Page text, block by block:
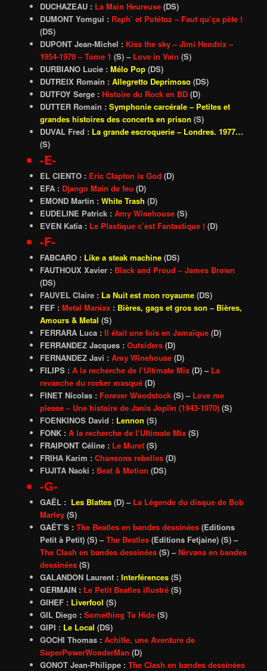
DUCHAZEAU : La Main Heureuse(DS)
DUMONT Yomgui : Raph’ et Potétoz – Faut qu’ça pète !
(DS)
DUPONT Jean-Michel : Kiss the sky – Jimi Hendrix –
1954-1970 – Tome 1 (S) – Love in Vain (S)
DURBIANO Lucie : Mélo Pop(DS)
DUTREIX Romain : Allegretto Deprimoso(DS)
DUTFOY Serge : Histoire du Rock en BD(D)
DUTTER Romain : Symphonie carcérale – Petites et
grandes histoires des concerts en prison (S)
DUVAL Fred : La grande escroquerie – Londres. 1977…
(S)
-E-
EL CIENTO : Eric Clapton is God (D)
EFA : Django Main de feu (D)
EMOND Martin : White Trash (D)
EUDELINE Patrick : Amy Winehouse(S)
EVEN Katia : Le Plastique c’est Fantastique !(D)
-F-
FABCARO : Like a steak machine(DS)
FAUTHOUX Xavier : Black and Proud – James Brown
(DS)
FAUVEL Claire : La Nuit est mon royaume(DS)
FEF : Metal Maniax: Bières, gags et gros son – Bières,
Amours & Metal (S)
FERRARA Luca : Il était une fois en Jamaïque(D)
FERRANDEZ Jacques : Outsiders(D)
FERNANDEZ Javi : Amy Winehouse(D)
FILIPS : A la recherche de l’Ultimate Mix(D) – La
revanche du rocker masqué (D)
FINET Nicolas : Forever Woodstock(S) – Love me
please – Une histoire de Janis Joplin (1943-1970)(S)
FOENKINOS David : Lennon (S)
FONK : A la recherche de l’Ultimate Mix(S)
FRAIPONT Céline : Le Muret(S)
FRIHA Karim : Chansons rebelles(D)
FUJITA Naoki : Beat & Motion (DS)
-G-
GAËL : Les Blattes(D) – La Légende du disque de Bob
Marley(S)
GAËT’S : The Beatles en bandes dessinées(Editions
Petit à Petit) (S) –The Beatles(Editions Fetjaine) (S) –
The Clash en bandes dessinées (S) – Nirvana en bandes
dessinées(S)
GALANDON Laurent : Interférences(S)
GERMAIN : Le Petit Beatles illustré(S)
GIHEF : Liverfool (S)
GIL Diego : Something To Hide(S)
GIPI : Le Local (DS)
GOCHI Thomas : Achille, une Aventure de
SuperPowerWonderMan (D)
GONOT Jean-Philippe : The Clash en bandes dessinées